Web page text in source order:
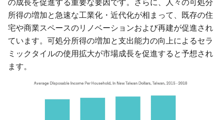
の成長を促進する重要な要因です。さらに、人々の可処分
所得の増加と急速な工業化・近代化が相まって、既存の住
宅や商業スペースのリノベーションおよび再建が促進され
ています。可処分所得の増加と支出能力の向上によるセラ
ミックタイルの使用拡大が市場成長を促進すると予想され
ます。